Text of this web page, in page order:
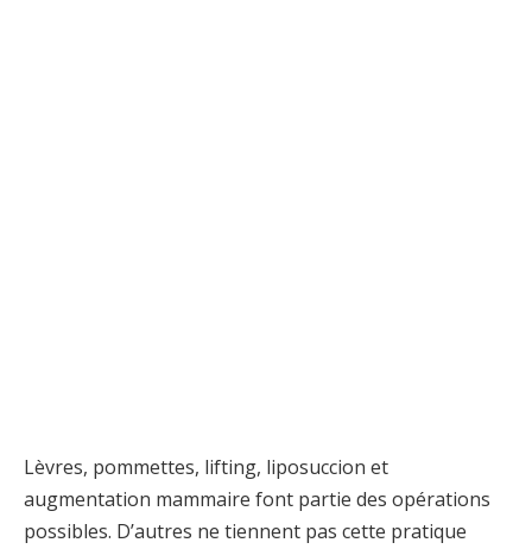
Lèvres, pommettes, lifting, liposuccion et
augmentation mammaire font partie des opérations
possibles. D’autres ne tiennent pas cette pratique